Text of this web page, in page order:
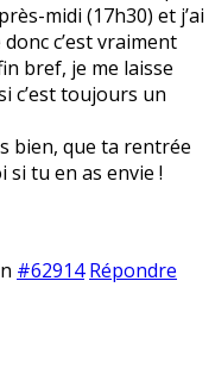
midi (17h30) et j’ai
c’est vraiment
bref, je me laisse
c’est toujours un
bien, que ta rentrée
si tu en as envie !
#62914 Répondre